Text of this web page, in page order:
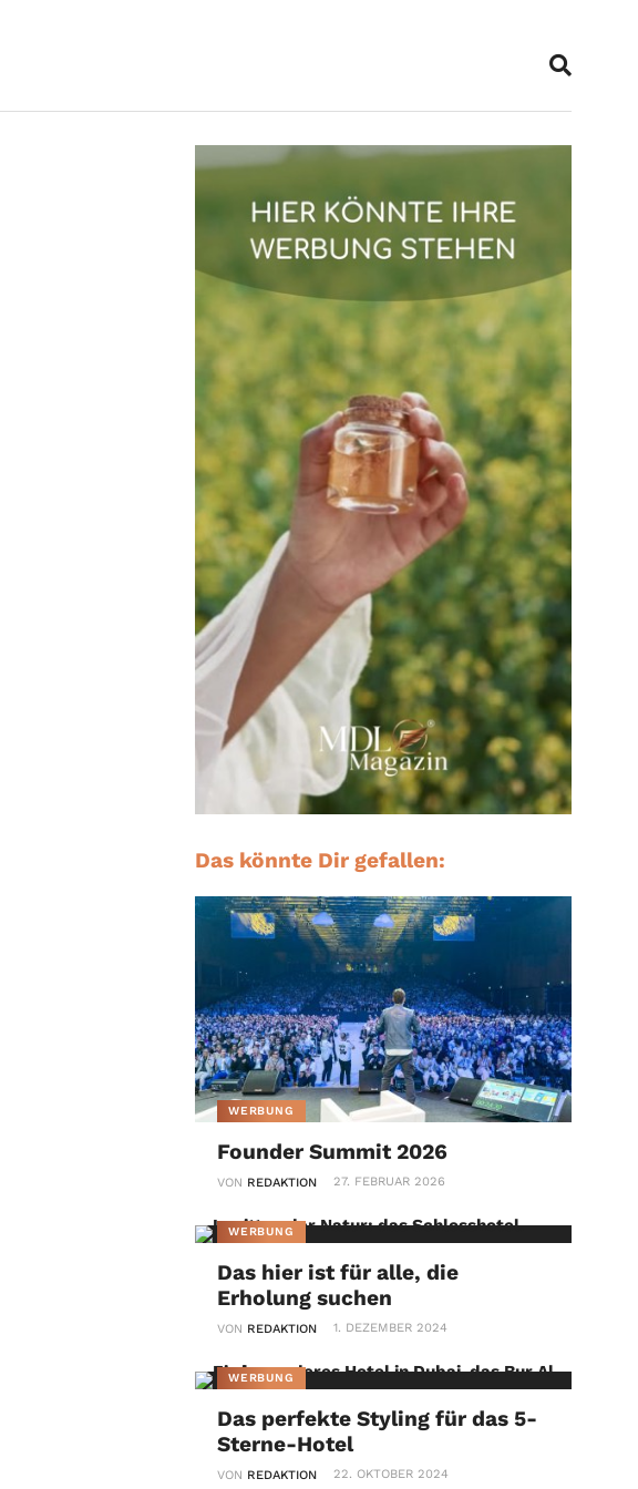
Das könnte Dir gefallen:
WERBUNG
Founder Summit 2026
VON REDAKTION 27. FEBRUAR 2026
WERBUNG
Das hier ist für alle, die
Erholung suchen
VON REDAKTION 1. DEZEMBER 2024
WERBUNG
Das perfekte Styling für das 5-
Sterne-Hotel
VON REDAKTION 22. OKTOBER 2024